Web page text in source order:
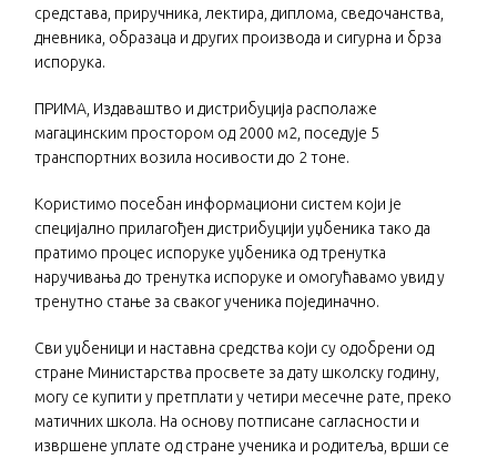
средстава, приручника, лектира, диплома, сведочанства,
дневника, образаца и других производа и сигурна и брза
испорука.
ПРИМА, Издаваштво и дистрибуција располаже
магацинским простором од 2000 м2, поседује 5
транспортних возила носивости до 2 тоне.
Користимо посебан информациони систем који је
специјално прилагођен дистрибуцији уџбеника тако да
пратимо процес испоруке уџбеника од тренутка
наручивања до тренутка испоруке и омогућавамо увид у
тренутно стање за сваког ученика појединачно.
Сви уџбеници и наставна средства који су одобрени од
стране Министарства просвете за дату школску годину,
могу се купити у претплати у четири месечне рате, преко
матичних школа. На основу потписане сагласности и
извршене уплате од стране ученика и родитеља, врши се